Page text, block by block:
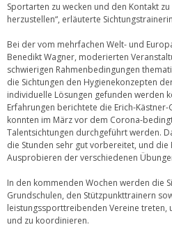
Sportarten zu wecken und den Kontakt
herzustellen“, erläuterte
Bei der vom mehrfachen Welt- und
Benedikt Wagner, moderierten
schwierigen Rahmenbedingungen
die Sichtungen den Hygienekonzepten
individuelle Lösungen gefunden werden
Erfahrungen berichtete die Erich-
konnten im März vor dem Corona-
Talentsichtungen durchgeführt werden.
die Stunden sehr gut vorbereitet, und
Ausprobieren der verschiedenen
In den kommenden Wochen werden die
Grundschulen, den Stützpunkttrainern
leistungssporttreibenden Vereine treten,
und zu koordinieren.